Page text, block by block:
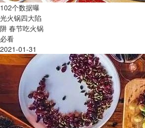
102个数据曝
光火锅四大陷
阱 春节吃火锅
必看
2021-01-31